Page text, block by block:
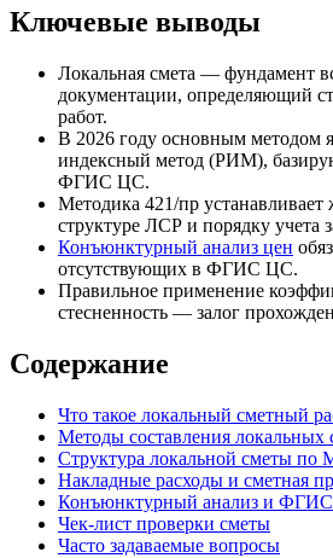
Ключевые выводы
Локальная смета — фундамент
документации, определяющий
работ.
В 2026 году основным методом
индексный метод (РИМ),
ФГИС ЦС.
Методика 421/пр устанавливает
структуре ЛСР и порядку учета
Конъюнктурный анализ цен
отсутствующих в ФГИС ЦС.
Правильное применение
стесненность — залог
Содержание
Что такое локальный сметный
Методы составления
Структура локальной сметы по
Накладные расходы и сметная
Конъюнктурный анализ и
Чек-лист проверки сметы
Часто задаваемые вопросы